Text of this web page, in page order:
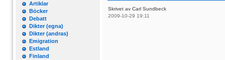
Artiklar
Böcker
Debatt
Dikter (egna)
Dikter (andras)
Emigration
Estland
Finland
Skrivet av Carl Sundbeck
2009-10-29 19:11